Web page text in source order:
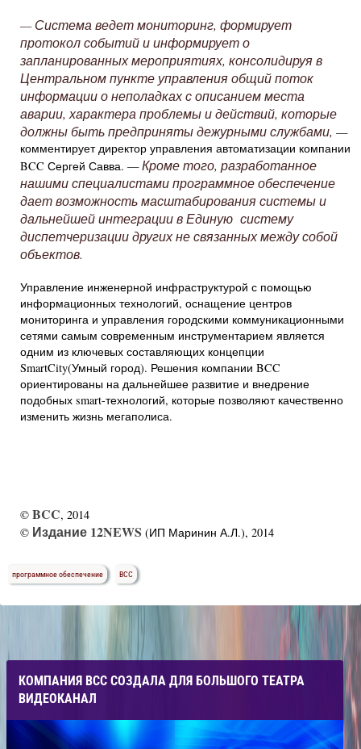
— Система ведет мониторинг, формирует
протокол событий и информирует о
запланированных мероприятиях, консолидируя в
Центральном пункте управления общий поток
информации о неполадках с описанием места
аварии, характера проблемы и действий, которые
должны быть предприняты дежурными службами, —
комментирует директор управления автоматизации компании
BCC Сергей Савва. —Кроме того, разработанное
нашими специалистами программное обеспечение
дает возможность масштабирования системы и
дальнейшей интеграции в Единую систему
диспетчеризации других не связанных между собой
объектов.
Управление инженерной инфраструктурой с помощью
информационных технологий, оснащение центров
мониторинга и управления городскими коммуникационными
сетями самым современным инструментарием является
одним из ключевых составляющих концепции
SmartCity(Умный город). Решения компании BCC
ориентированы на дальнейшее развитие и внедрение
подобных smart-технологий, которые позволяют качественно
изменить жизнь мегаполиса.
© BCC, 2014
© Издание 12NEWS (ИП Маринин А.Л.), 2014
программное обеспечение ВСС
КОМПАНИЯ ВСС СОЗДАЛА ДЛЯ БОЛЬШОГО ТЕАТРА
ВИДЕОКАНАЛ